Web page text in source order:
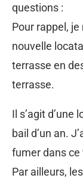
questions :
Pour rappel,
nouvelle
terrasse en
terrasse.
Il s’agit d’une
bail d’un an.
fumer dans ce
Par ailleurs,